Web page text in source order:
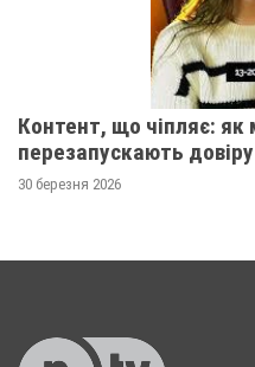
Контент, що чіпляє: як
перезапускають довіру
30 березня 2026